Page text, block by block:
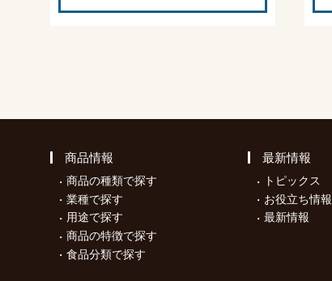
商品情報
商品の種類で探す
業種で探す
用途で探す
商品の特徴で探す
食品分類で探す
最新情報
トピックス
お役立ち情報
最新情報